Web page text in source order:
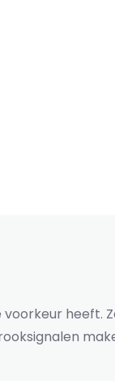
heeft.